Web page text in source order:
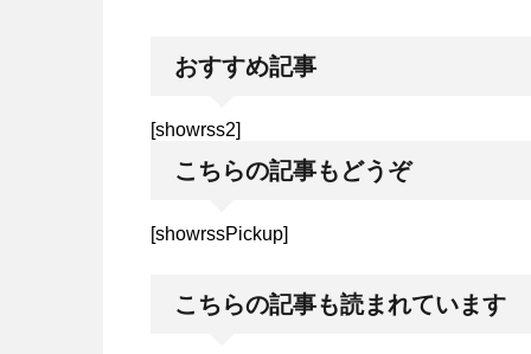
おすすめ記事
[showrss2]
こちらの記事もどうぞ
[showrssPickup]
こちらの記事も読まれています